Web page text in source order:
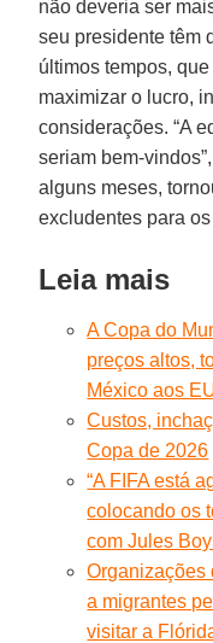
não deveria ser
seu presidente têm
últimos tempos,
maximizar o lucro,
considerações. “A
seriam bem-
alguns meses,
excludentes para
Leia mais
A Copa do
preços altos,
México aos
Custos,
Copa de 2026
“A FIFA está
colocando os
com Jules
Organizações
a migrantes
visitar a